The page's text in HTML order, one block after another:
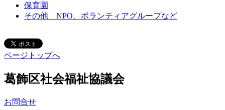
保育園
その他 NPO、ボランティアグループなど
ページトップへ
葛飾区社会福祉協議会
お問合せ